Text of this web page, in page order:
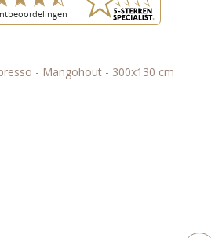
- Mangohout - 300x130 cm